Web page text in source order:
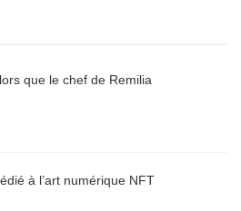
que le chef de Remilia
à l’art numérique NFT